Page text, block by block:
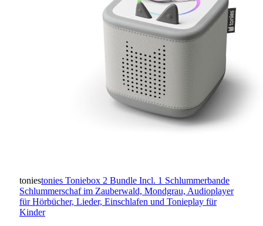
toniestonies Toniebox 2 Bundle Incl. 1 Schlummerbande
Schlummerschaf im Zauberwald, Mondgrau, Audioplayer
für Hörbücher, Lieder, Einschlafen und Tonieplay für
Kinder